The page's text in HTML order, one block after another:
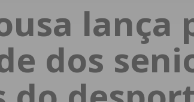
dos